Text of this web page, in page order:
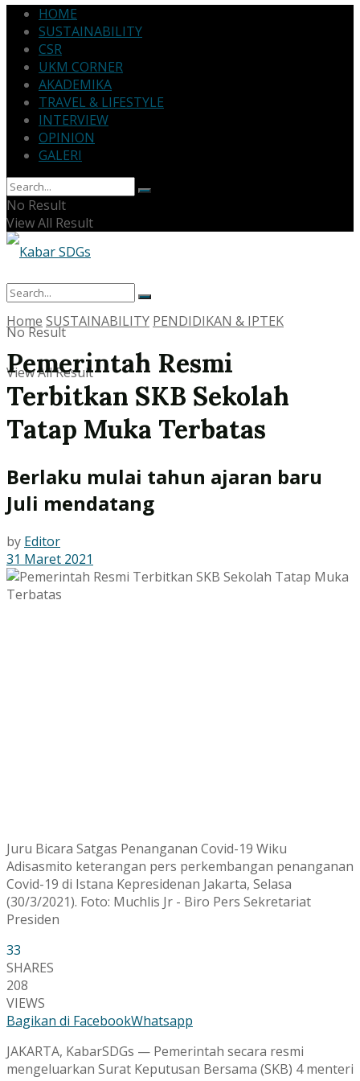
HOME
SUSTAINABILITY
CSR
UKM CORNER
AKADEMIKA
TRAVEL & LIFESTYLE
INTERVIEW
OPINION
GALERI
No Result
View All Result
No Result
View All Result
Home SUSTAINABILITY PENDIDIKAN & IPTEK
Pemerintah Resmi
Terbitkan SKB Sekolah
Tatap Muka Terbatas
Berlaku mulai tahun ajaran baru
Juli mendatang
by Editor
31 Maret 2021
Juru Bicara Satgas Penanganan Covid-19 Wiku
Adisasmito keterangan pers perkembangan penanganan
Covid-19 di Istana Kepresidenan Jakarta, Selasa
(30/3/2021). Foto: Muchlis Jr - Biro Pers Sekretariat
Presiden
33
SHARES
208
VIEWS
Bagikan di FacebookWhatsapp
JAKARTA, KabarSDGs — Pemerintah secara resmi
mengeluarkan Surat Keputusan Bersama (SKB) 4 menteri